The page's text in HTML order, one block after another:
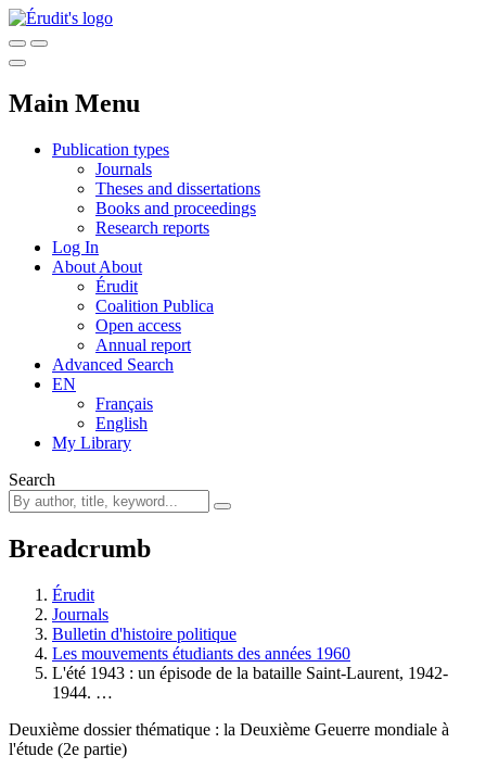
Main Menu
Publication types
Journals
Theses and dissertations
Books and proceedings
Research reports
Log In
About About
Érudit
Coalition Publica
Open access
Annual report
Advanced Search
EN
Français
English
My Library
Search
Breadcrumb
Érudit
Journals
Bulletin d'histoire politique
Les mouvements étudiants des années 1960
L'été 1943 : un épisode de la bataille Saint-Laurent, 1942-
1944. …
Deuxième dossier thématique : la Deuxième Geuerre mondiale à
l'étude (2e partie)